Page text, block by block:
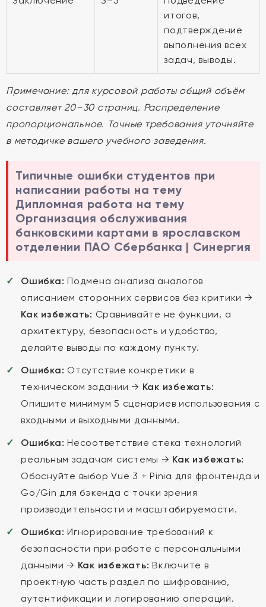
итогов,
подтверждение
выполнения всех
задач, выводы.
Примечание: для курсовой работы общий объём
составляет 20–30 страниц. Распределение
пропорциональное. Точные требования уточняйте
в методичке вашего учебного заведения.
Типичные ошибки студентов при
написании работы на тему
Дипломная работа на тему
Организация обслуживания
банковскими картами в ярославском
отделении ПАО Сбербанка | Синергия
Ошибка: Подмена анализа аналогов
описанием сторонних сервисов без критики →
Как избежать: Сравнивайте не функции, а
архитектуру, безопасность и удобство,
делайте выводы по каждому пункту.
Ошибка: Отсутствие конкретики в
техническом задании → Как избежать:
Опишите минимум 5 сценариев использования с
входными и выходными данными.
Ошибка: Несоответствие стека технологий
реальным задачам системы → Как избежать:
Обоснуйте выбор Vue 3 + Pinia для фронтенда и
Go/Gin для бэкенда с точки зрения
производительности и масштабируемости.
Ошибка: Игнорирование требований к
безопасности при работе с персональными
данными → Как избежать: Включите в
проектную часть раздел по шифрованию,
аутентификации и логированию операций.